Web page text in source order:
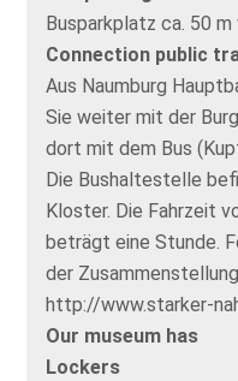
Busparkplatz ca. 50
Connection public
Aus Naumburg
Sie weiter mit der
dort mit dem Bus
Die Bushaltestelle
Kloster. Die Fahrzeit
beträgt eine Stunde.
der
http://www.starker-
Our museum has
Lockers